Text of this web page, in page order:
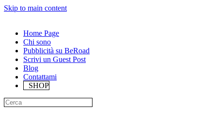
Skip to main content
Home Page
Chi sono
Pubblicità su BeRoad
Scrivi un Guest Post
Blog
Contattami
SHOP